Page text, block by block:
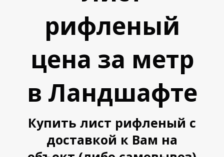
рифленый
цена за метр
в Ландшафте
Купить лист рифленый с
доставкой к Вам на